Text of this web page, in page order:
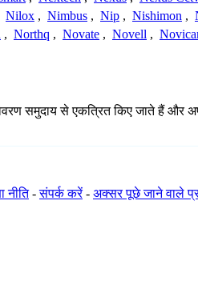
Nilox , Nimbus , Nip , Nishimon ,
, Northq , Novate , Novell ,
समुदाय से एकत्रित किए जाते हैं और
नीति-संपर्क करें- अक्सर पूछे जाने वाले